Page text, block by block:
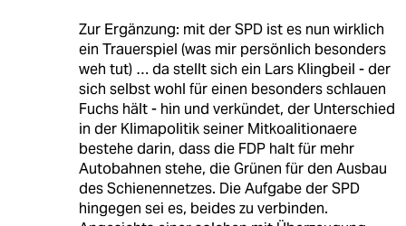
Zur Ergänzung: mit der SPD ist es nun wirklich
ein Trauerspiel (was mir persönlich besonders
weh tut) … da stellt sich ein Lars Klingbeil - der
sich selbst wohl für einen besonders schlauen
Fuchs hält - hin und verkündet, der Unterschied
in der Klimapolitik seiner Mitkoalitionaere
bestehe darin, dass die FDP halt für mehr
Autobahnen stehe, die Grünen für den Ausbau
des Schienennetzes. Die Aufgabe der SPD
hingegen sei es, beides zu verbinden.